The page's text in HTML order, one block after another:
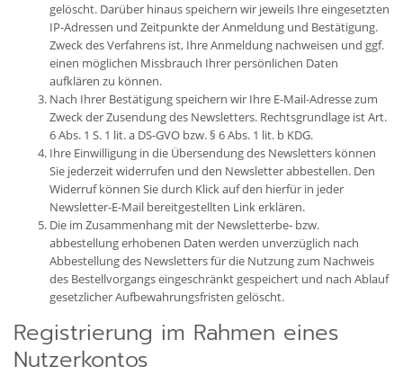
gelöscht. Darüber hinaus speichern wir jeweils Ihre eingesetzten
IP-Adressen und Zeitpunkte der Anmeldung und Bestätigung.
Zweck des Verfahrens ist, Ihre Anmeldung nachweisen und ggf.
einen möglichen Missbrauch Ihrer persönlichen Daten
aufklären zu können.
Nach Ihrer Bestätigung speichern wir Ihre E-Mail-Adresse zum
Zweck der Zusendung des Newsletters. Rechtsgrundlage ist Art.
6 Abs. 1 S. 1 lit. a DS-GVO bzw. § 6 Abs. 1 lit. b KDG.
Ihre Einwilligung in die Übersendung des Newsletters können
Sie jederzeit widerrufen und den Newsletter abbestellen. Den
Widerruf können Sie durch Klick auf den hierfür in jeder
Newsletter-E-Mail bereitgestellten Link erklären.
Die im Zusammenhang mit der Newsletterbe- bzw.
abbestellung erhobenen Daten werden unverzüglich nach
Abbestellung des Newsletters für die Nutzung zum Nachweis
des Bestellvorgangs eingeschränkt gespeichert und nach Ablauf
gesetzlicher Aufbewahrungsfristen gelöscht.
Registrierung im Rahmen eines
Nutzerkontos